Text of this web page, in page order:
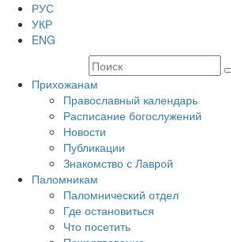
РУС
УКР
ENG
Прихожанам
Православный календарь
Расписание богослужений
Новости
Публикации
Знакомство с Лаврой
Паломникам
Паломнический отдел
Где остановиться
Что посетить